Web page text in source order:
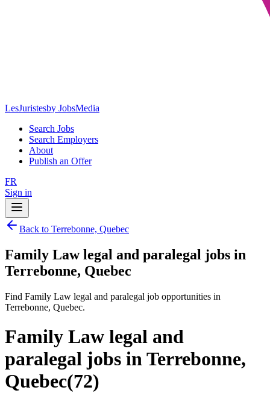
LesJuristesby JobsMedia
Search Jobs
Search Employers
About
Publish an Offer
FR
Sign in
Back to Terrebonne, Quebec
Family Law legal and paralegal jobs in
Terrebonne, Quebec
Find Family Law legal and paralegal job opportunities in
Terrebonne, Quebec.
Family Law legal and
paralegal jobs in Terrebonne,
Quebec(72)